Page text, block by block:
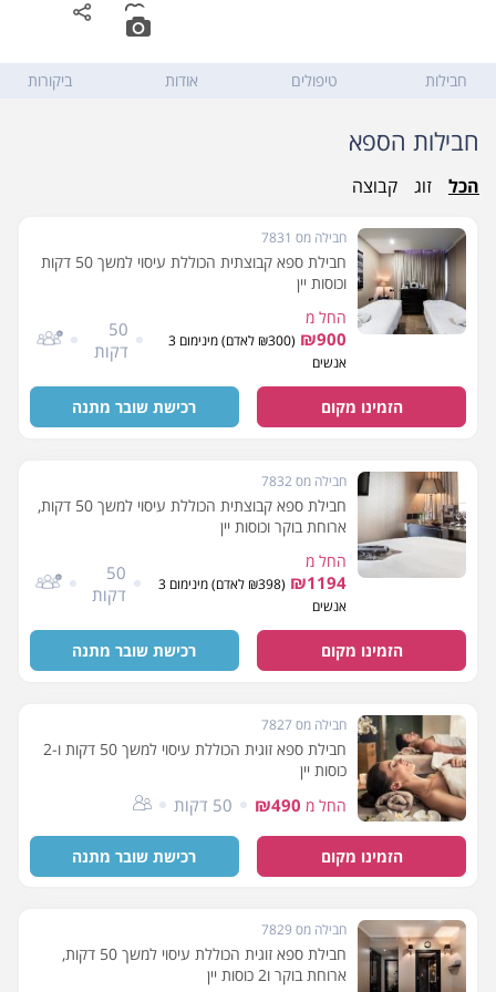
חבילות טיפולים אודות ביקורות
חבילות הספא
הכל זוג קבוצה
חבילה מס 7831
חבילת ספא קבוצתית הכוללת עיסוי למשך 50 דקות
וכוסות יין
החל מ
₪900
(₪300 לאדם) מינימום 3
אנשים
50
דקות
הזמינו מקום רכישת שובר מתנה
חבילה מס 7832
חבילת ספא קבוצתית הכוללת עיסוי למשך 50 דקות,
ארוחת בוקר וכוסות יין
החל מ
₪1194
(₪398 לאדם) מינימום 3
אנשים
50
דקות
הזמינו מקום רכישת שובר מתנה
חבילה מס 7827
חבילת ספא זוגית הכוללת עיסוי למשך 50 דקות ו-2
כוסות יין
החל מ ₪490 50 דקות
הזמינו מקום רכישת שובר מתנה
חבילה מס 7829
חבילת ספא זוגית הכוללת עיסוי למשך 50 דקות,
ארוחת בוקר ו2 כוסות יין